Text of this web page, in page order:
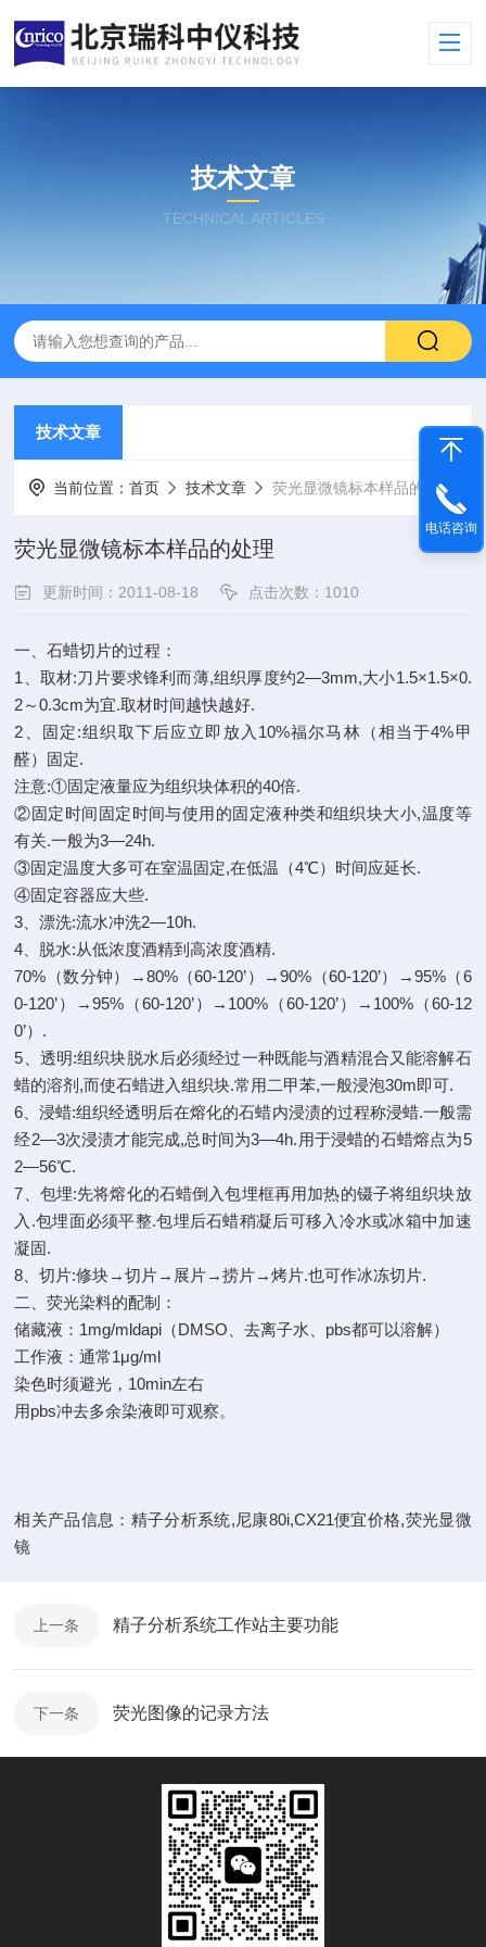
技术文章
TECHNICAL ARTICLES
技术文章
当前位置：首页 技术文章 荧光显微镜标本样品的处理
荧光显微镜标本样品的处理
更新时间：2011-08-18 点击次数：1010
一、石蜡切片的过程：
1、取材:刀片要求锋利而薄,组织厚度约2—3mm,大小1.5×1.5×0.
2～0.3cm为宜.取材时间越快越好.
2、固定:组织取下后应立即放入10%福尔马林（相当于4%甲
醛）固定.
注意:①固定液量应为组织块体积的40倍.
②固定时间固定时间与使用的固定液种类和组织块大小,温度等
有关.一般为3—24h.
③固定温度大多可在室温固定,在低温（4℃）时间应延长.
④固定容器应大些.
3、漂洗:流水冲洗2—10h.
4、脱水:从低浓度酒精到高浓度酒精.
70%（数分钟）→80%（60-120’）→90%（60-120’）→95%（6
0-120’）→95%（60-120’）→100%（60-120’）→100%（60-12
0’）.
5、透明:组织块脱水后必须经过一种既能与酒精混合又能溶解石
蜡的溶剂,而使石蜡进入组织块.常用二甲苯,一般浸泡30m即可.
6、浸蜡:组织经透明后在熔化的石蜡内浸渍的过程称浸蜡.一般需
经2—3次浸渍才能完成,总时间为3—4h.用于浸蜡的石蜡熔点为5
2—56℃.
7、包埋:先将熔化的石蜡倒入包埋框再用加热的镊子将组织块放
入.包埋面必须平整.包埋后石蜡稍凝后可移入冷水或冰箱中加速
凝固.
8、切片:修块→切片→展片→捞片→烤片.也可作冰冻切片.
二、荧光染料的配制：
储藏液：1mg/mldapi（DMSO、去离子水、pbs都可以溶解）
工作液：通常1μg/ml
染色时须避光，10min左右
用pbs冲去多余染液即可观察。
相关产品信息：精子分析系统,尼康80i,CX21便宜价格,荧光显微
镜
上一条 精子分析系统工作站主要功能
下一条 荧光图像的记录方法
电话咨询